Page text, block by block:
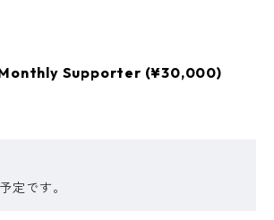
Supporter (¥30,000)
定です。